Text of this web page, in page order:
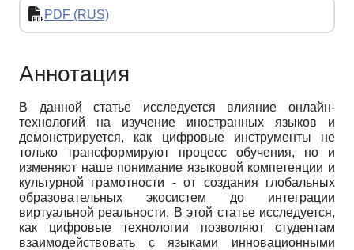
PDF (RUS)
Аннотация
В данной статье исследуется влияние онлайн-
технологий на изучение иностранных языков и
демонстрируется, как цифровые инструменты не
только трансформируют процесс обучения, но и
изменяют наше понимание языковой компетенции и
культурной грамотности - от создания глобальных
образовательных экосистем до интеграции
виртуальной реальности. В этой статье исследуется,
как цифровые технологии позволяют студентам
взаимодействовать с языками инновационными